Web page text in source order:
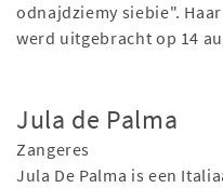
odnajdziemy siebie".
werd uitgebracht op 14
Jula de Palma
Zangeres
Jula De Palma is een